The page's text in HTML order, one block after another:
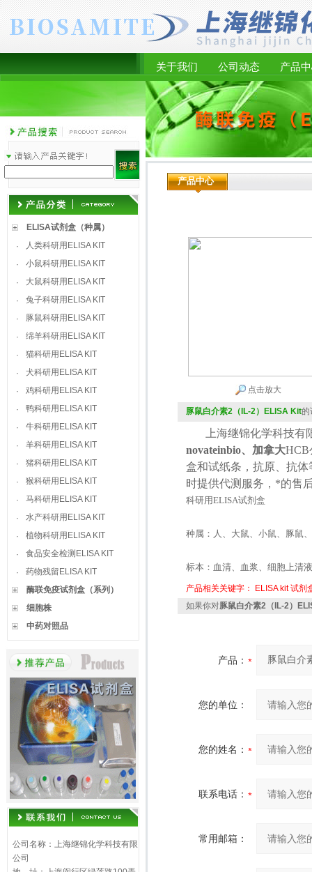
关于我们 公司动态 产品
ELISA试剂盒（种属）
·
人类科研用ELISA KIT
·
小鼠科研用ELISA KIT
·
大鼠科研用ELISA KIT
·
兔子科研用ELISA KIT
·
豚鼠科研用ELISA KIT
·
绵羊科研用ELISA KIT
·
猫科研用ELISA KIT
·
犬科研用ELISA KIT
·
鸡科研用ELISA KIT
·
鸭科研用ELISA KIT
·
牛科研用ELISA KIT
·
羊科研用ELISA KIT
·
猪科研用ELISA KIT
·
猴科研用ELISA KIT
·
马科研用ELISA KIT
·
水产科研用ELISA KIT
·
植物科研用ELISA KIT
·
食品安全检测ELISA KIT
·
药物残留ELISA KIT
酶联免疫试剂盒（系列）
细胞株
中药对照品
公司名称：上海继锦化学科技有限
公司
产品中心
点击放大
豚鼠白介素2（IL-2）ELISA Kit的
上海继锦化学科技有
novateinbio、加拿大HCB
盒和试纸条，抗原、抗
时提供代测服务，*的售
科研用ELISA试剂盒
种属：人、大鼠、小鼠、豚鼠
标本：血清、血浆、细胞上清
产品相关关键字： ELISA kit 试剂
如果你对豚鼠白介素2（IL-2）
产品：
您的单位：
您的姓名：
联系电话：
常用邮箱：